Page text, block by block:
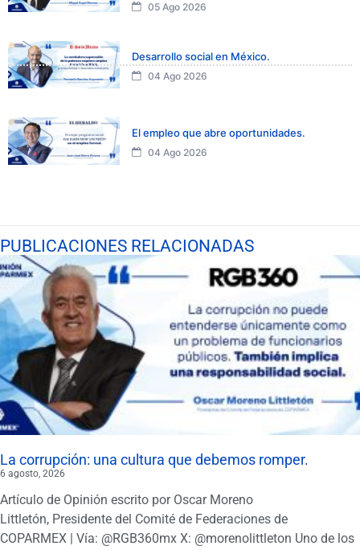
05 Ago 2026
Desarrollo social en México.
04 Ago 2026
El empleo que abre oportunidades.
04 Ago 2026
PUBLICACIONES RELACIONADAS
La corrupción: una cultura que debemos romper.
6 agosto, 2026
Artículo de Opinión escrito por Oscar Moreno
Littletón, Presidente del Comité de Federaciones de
COPARMEX | Vía: @RGB360mx X: @morenolittleton Uno de los